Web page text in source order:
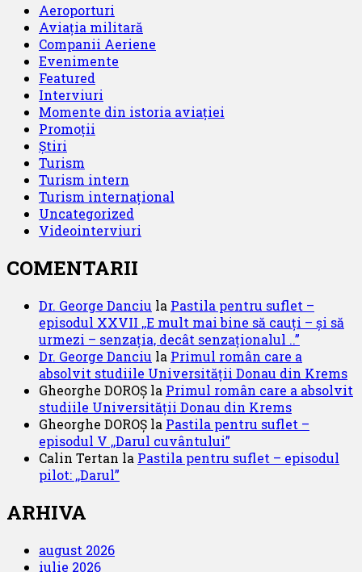
Aeroporturi
Aviația militară
Companii Aeriene
Evenimente
Featured
Interviuri
Momente din istoria aviației
Promoții
Știri
Turism
Turism intern
Turism internațional
Uncategorized
Videointerviuri
COMENTARII
Dr. George Danciu la Pastila pentru suflet –
episodul XXVII ,,E mult mai bine să cauți – și să
urmezi – senzația, decât senzaționalul ..”
Dr. George Danciu la Primul român care a
absolvit studiile Universității Donau din Krems
Gheorghe DOROȘ la Primul român care a absolvit
studiile Universității Donau din Krems
Gheorghe DOROȘ la Pastila pentru suflet –
episodul V ,,Darul cuvântului”
Calin Tertan la Pastila pentru suflet – episodul
pilot: ,,Darul”
ARHIVA
august 2026
iulie 2026